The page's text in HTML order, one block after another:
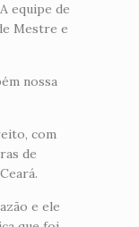
equipe de
Mestre e
nossa
com
de
e ele